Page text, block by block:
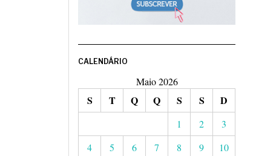
CALENDÁRIO
Maio 2026
S T Q Q S S D
1 2
3
4
5 6 7 8 9
10